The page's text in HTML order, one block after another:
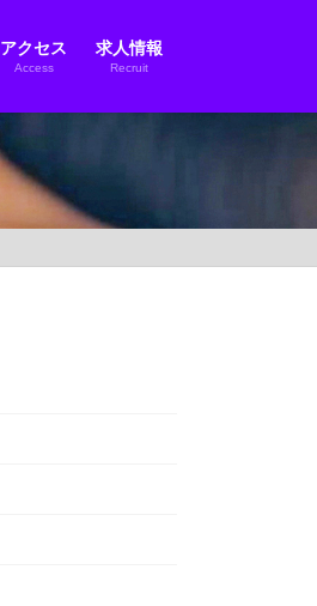
アクセス
Access
求人情報
Recruit